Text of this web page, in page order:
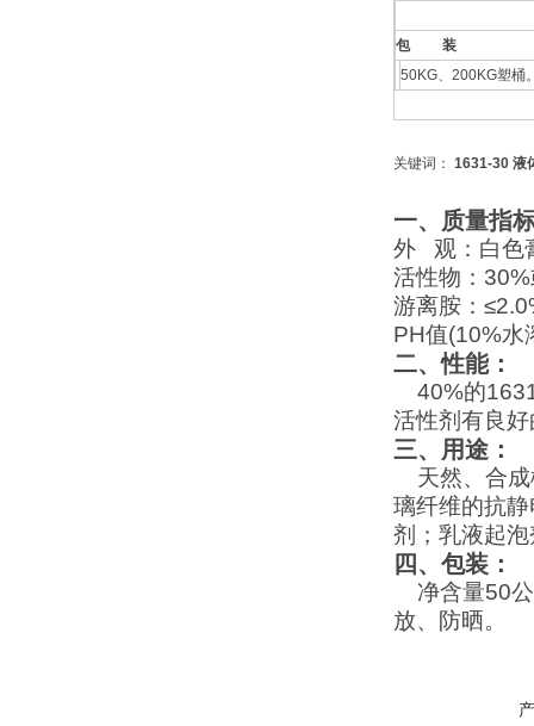
包 装
50KG、200KG塑桶
关键词： 1631-30 液
一、质量指
外 观：白色
活性物：
游离胺：
PH值(10%水
二、性能：
40%的1631
活性剂有良
三、用途：
天然、合成
璃纤维的抗
剂；乳液起
四、包装：
净含量50公
放、防晒。